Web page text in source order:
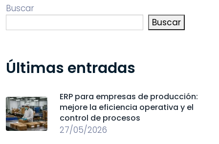
Buscar
Buscar
Últimas entradas
ERP para empresas de producción:
mejore la eficiencia operativa y el
control de procesos
27/05/2026